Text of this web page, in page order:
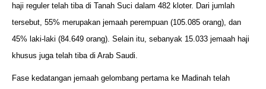
haji reguler telah tiba di Tanah Suci dalam 482 kloter. Dari jumlah
tersebut, 55% merupakan jemaah perempuan (105.085 orang), dan
45% laki-laki (84.649 orang). Selain itu, sebanyak 15.033 jemaah haji
khusus juga telah tiba di Arab Saudi.
Fase kedatangan jemaah gelombang pertama ke Madinah telah